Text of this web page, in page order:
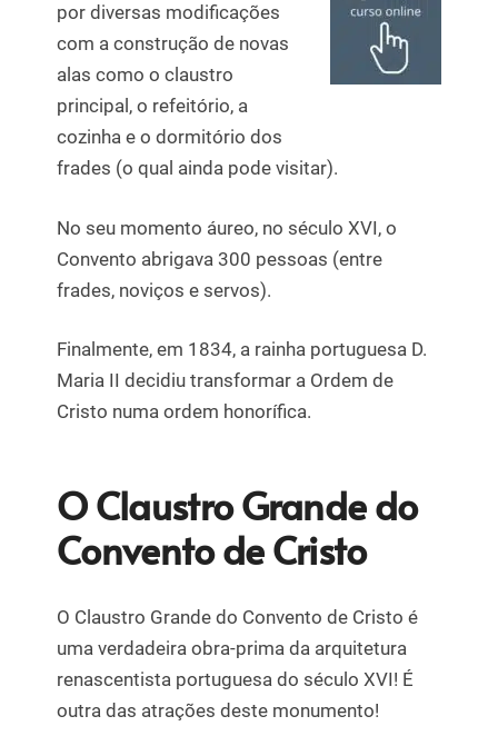
por diversas modificações
com a construção de novas
alas como o claustro
principal, o refeitório, a
cozinha e o dormitório dos
frades (o qual ainda pode visitar).
No seu momento áureo, no século XVI, o
Convento abrigava 300 pessoas (entre
frades, noviços e servos).
Finalmente, em 1834, a rainha portuguesa D.
Maria II decidiu transformar a Ordem de
Cristo numa ordem honorífica.
O Claustro Grande do
Convento de Cristo
O Claustro Grande do Convento de Cristo é
uma verdadeira obra-prima da arquitetura
renascentista portuguesa do século XVI! É
outra das atrações deste monumento!